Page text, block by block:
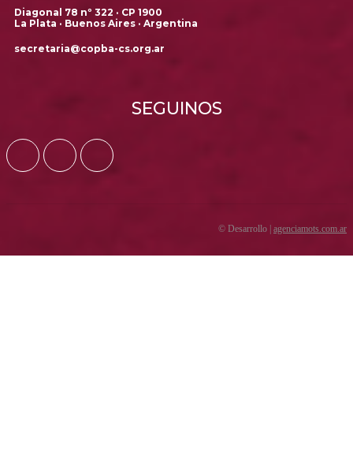
Diagonal 78 nº 322 · CP 1900
La Plata · Buenos Aires · Argentina
secretaria@copba-cs.org.ar
SEGUINOS
© Desarrollo | agenciamots.com.ar